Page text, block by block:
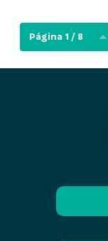
Página 1 / 8